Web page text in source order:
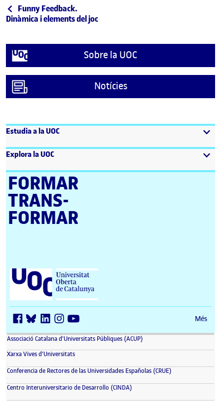
Navegació d'entrades
Entrada anterior
Funny Feedback.
Dinàmica i elements del joc
Sobre la UOC
Notícies
Estudia a la UOC
Explora la UOC
FORMAR
TRANS­
FORMAR
Universitat Oberta de Catalunya (UOC)
Més
Associació Catalana d'Universitats Públiques (ACUP)
Xarxa Vives d'Universitats(s'obre en una finestra nova)
Conferencia de Rectores de las Universidades Españolas (CRUE)
Centro Interuniversitario de Desarrollo (CINDA)